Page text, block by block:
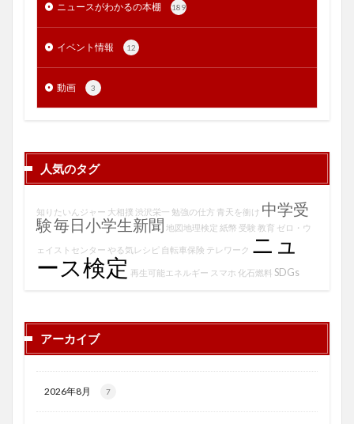
ニュースがわかるの本棚 189
イベント情報 12
動画 3
人気のタグ
知りたいんジャー 大相撲 渋沢栄一 勉強の仕方 青天を衝け 中学受
験毎日小学生新聞 地図地理検定 紙幣 受験 教育 ゼロ・ウ
ェイストセンター やる気レシピ 自転車保険 テレワーク ニュ
ース検定 再生可能エネルギー スマホ 化石燃料 SDGs
アーカイブ
2026年8月 7